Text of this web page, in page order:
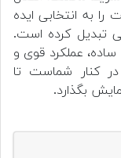
به انتخابی ایده
تبدیل کرده است.
ساده، عملکرد قوی و
کنار شماست تا
بگذارد.